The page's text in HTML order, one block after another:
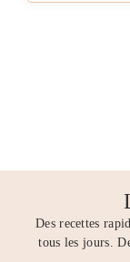
Des recettes
tous les jours.